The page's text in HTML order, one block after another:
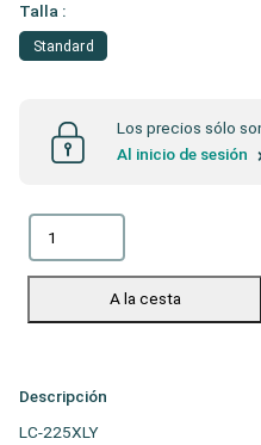
Talla :
Standard
Los precios sólo
Al inicio de sesión
A la cesta
Descripción
LC-225XLY